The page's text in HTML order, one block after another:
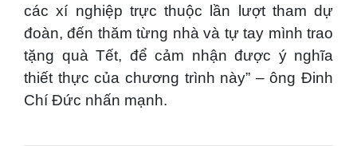
các xí nghiệp trực thuộc lần lượt tham dự
đoàn, đến thăm từng nhà và tự tay mình trao
tặng quà Tết, để cảm nhận được ý nghĩa
thiết thực của chương trình này” – ông Đinh
Chí Đức nhấn mạnh.